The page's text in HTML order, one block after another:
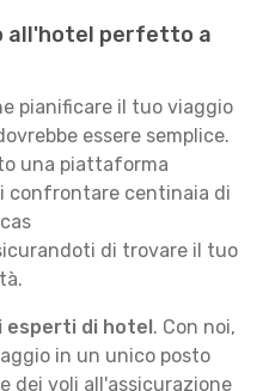
all'hotel perfetto a
pianificare il tuo viaggio
essere semplice.
una piattaforma
confrontare centinaia di
di trovare il tuo
esperti di hotel. Con noi,
in un unico posto
dei voli all'assicurazione